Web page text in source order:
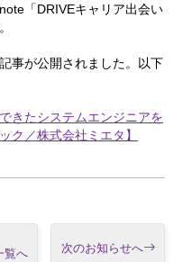
「DRIVEキャリア出会い
事が公開されました。以下
きたシステムエンジニアを
ク／株式会社ミエタ】
覧へ 次のお知らせへ